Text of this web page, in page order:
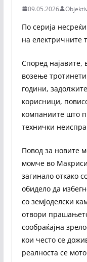
09.05.2026
По серија
на електричните
Според најавите,
возење
години,
корисници,
компаниите што
технички
Повод за новите
момче во
загинало откако
обидело да
со земјоделски
отвори
сообраќајна
кои често се
реалноста се